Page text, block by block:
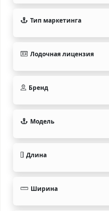
Тип маркетинга
Лодочная лицензия
Бренд
Модель
Длина
Ширина